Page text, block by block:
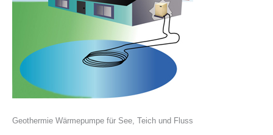
Geothermie Wärmepumpe für See, Teich und Fluss